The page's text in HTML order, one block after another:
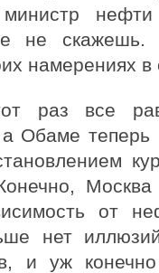
не
намерениях
раз все
Обаме теперь
от
нет
и уж